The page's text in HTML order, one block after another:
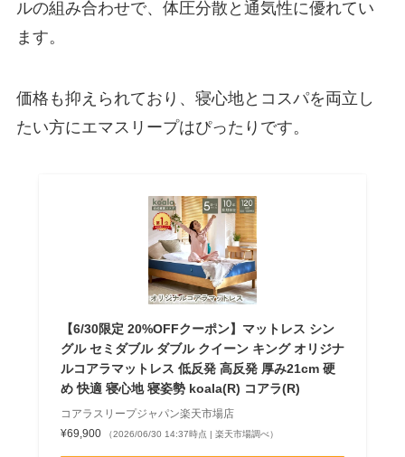
ルの組み合わせで、体圧分散と通気性に優れてい
ます。
価格も抑えられており、寝心地とコスパを両立し
たい方にエマスリープはぴったりです。
【6/30限定 20%OFFクーポン】マットレス シン
グル セミダブル ダブル クイーン キング オリジナ
ルコアラマットレス 低反発 高反発 厚み21cm 硬
め 快適 寝心地 寝姿勢 koala(R) コアラ(R)
コアラスリープジャパン楽天市場店
¥69,900
（2026/06/30 14:37時点 | 楽天市場調べ）